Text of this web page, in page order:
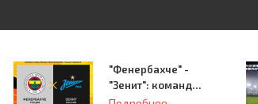
"Фенербахче" -
"Зенит": команда
Семака начинает